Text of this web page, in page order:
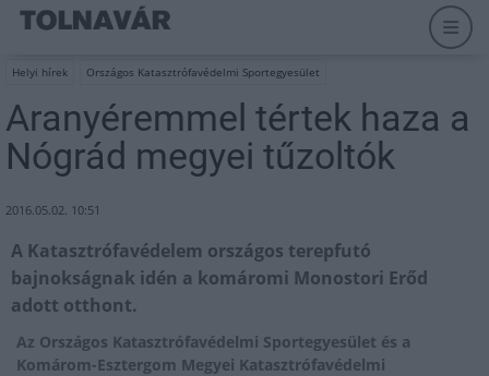
Helyi hírek Országos Katasztrófavédelmi Sportegyesület
Aranyéremmel tértek haza a
Nógrád megyei tűzoltók
2016.05.02. 10:51
A Katasztrófavédelem országos terepfutó
bajnokságnak idén a komáromi Monostori Erőd
adott otthont.
Az Országos Katasztrófavédelmi Sportegyesület és a
Komárom-Esztergom Megyei Katasztrófavédelmi